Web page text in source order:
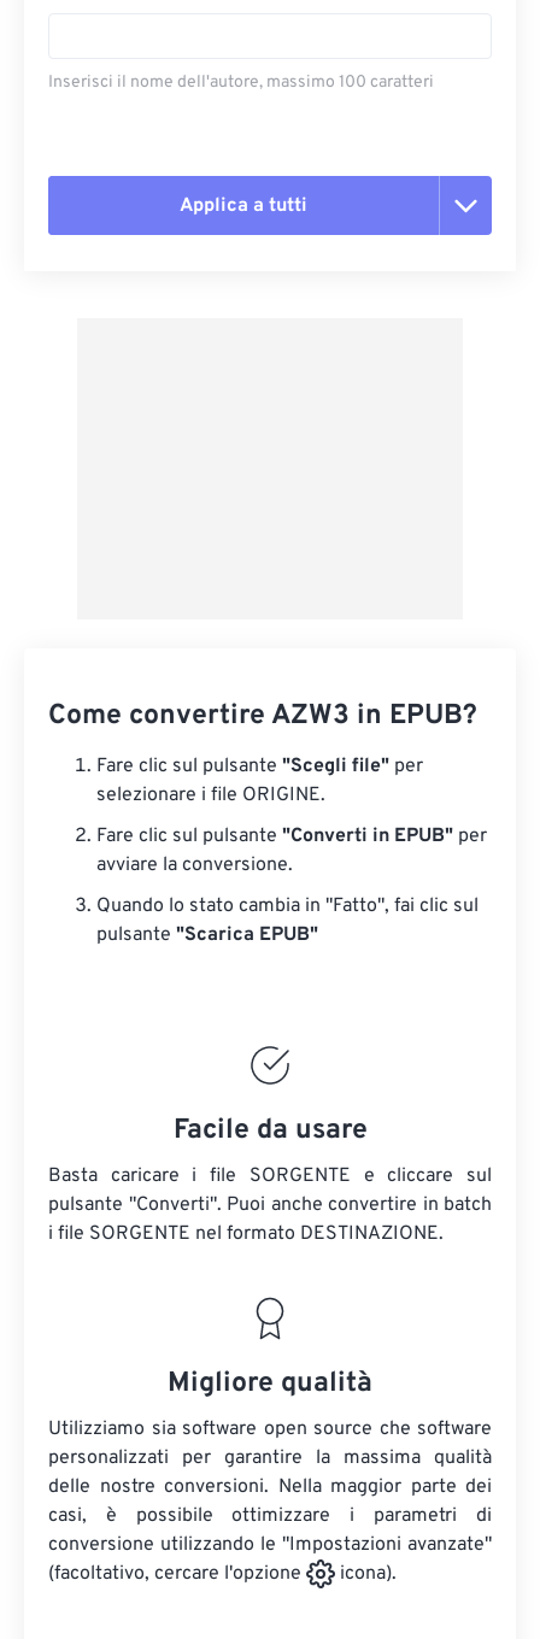
Inserisci il nome dell'autore, massimo 100 caratteri
Applica a tutti
Come convertire AZW3 in EPUB?
Fare clic sul pulsante "Scegli file" per
selezionare i file ORIGINE.
Fare clic sul pulsante "Converti in EPUB" per
avviare la conversione.
Quando lo stato cambia in "Fatto", fai clic sul
pulsante "Scarica EPUB"
Facile da usare
Basta caricare i file SORGENTE e cliccare sul
pulsante "Converti". Puoi anche convertire in batch
i file SORGENTE nel formato DESTINAZIONE.
Migliore qualità
Utilizziamo sia software open source che software
personalizzati per garantire la massima qualità
delle nostre conversioni. Nella maggior parte dei
casi, è possibile ottimizzare i parametri di
conversione utilizzando le "Impostazioni avanzate"
(facoltativo, cercare l'opzione
icona).